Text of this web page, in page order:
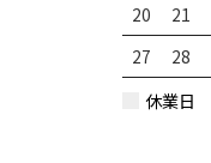
20
21
27
28
休業日